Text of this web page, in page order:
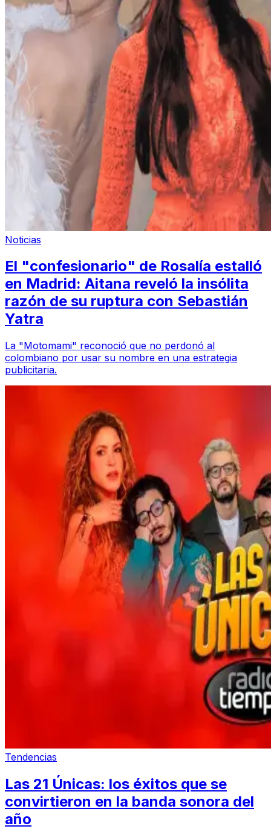
Noticias
El "confesionario" de Rosalía estalló
en Madrid: Aitana reveló la insólita
razón de su ruptura con Sebastián
Yatra
La "Motomami" reconoció que no perdonó al
colombiano por usar su nombre en una estrategia
publicitaria.
Tendencias
Las 21 Únicas: los éxitos que se
convirtieron en la banda sonora del
año